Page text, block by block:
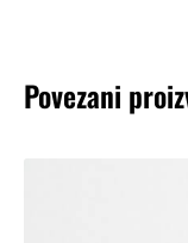
Povezani